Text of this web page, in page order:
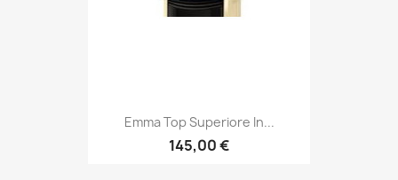
Emma Top Superiore In...
145,00 €